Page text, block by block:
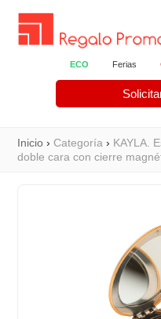
ECO Ferias
Inicio ›Categoría › KAYLA.
doble cara con cierre